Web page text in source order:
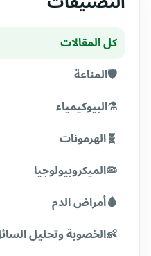
كل المقالات
🛡️المناعة
⚗️البيوكيمياء
🧬الهرمونات
🦠الميكروبيولوجيا
🩸أمراض الدم
👶الخصوبة وتحليل